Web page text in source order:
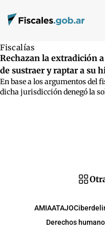
Fiscalías
Rechazan la extradición
de sustraer y raptar a su
En base a los argumentos del
dicha jurisdicción denegó la
AMIAATAJO
Derechos